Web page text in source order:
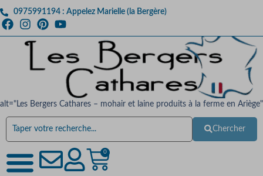
0975991194 : Appelez Marielle (la Bergère)
alt="Les Bergers Cathares – mohair et laine produits à la ferme en Ariège"
Chercher
0